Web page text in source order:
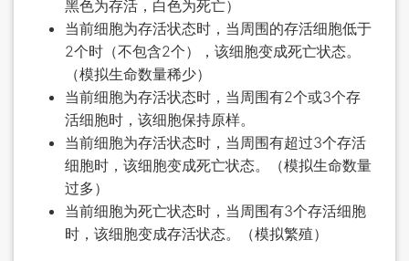
黑色为存活，白色为死亡）
当前细胞为存活状态时，当周围的存活细胞低于
2个时（不包含2个），该细胞变成死亡状态。
（模拟生命数量稀少）
当前细胞为存活状态时，当周围有2个或3个存
活细胞时，该细胞保持原样。
当前细胞为存活状态时，当周围有超过3个存活
细胞时，该细胞变成死亡状态。（模拟生命数量
过多）
当前细胞为死亡状态时，当周围有3个存活细胞
时，该细胞变成存活状态。（模拟繁殖）